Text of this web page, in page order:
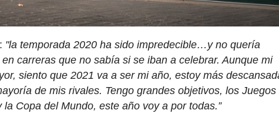
: "la temporada 2020 ha sido impredecible…y no quería
carreras que no sabía si se iban a celebrar. Aunque mi
siento que 2021 va a ser mi año, estoy más
de mis rivales. Tengo grandes objetivos, los Juegos
Copa del Mundo, este año voy a por todas.”